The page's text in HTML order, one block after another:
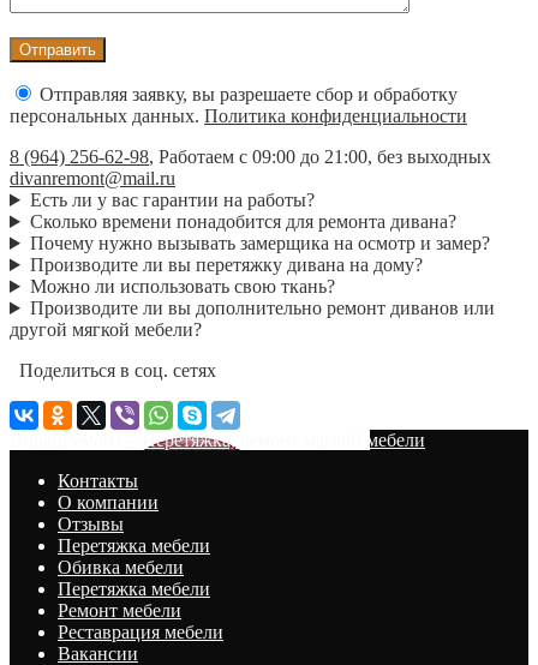
Отправляя заявку, вы разрешаете сбор и обработку
персональных данных. Политика конфиденциальности
8 (964) 256-62-98, Работаем с 09:00 до 21:00, без выходных
divanremont@mail.ru
Есть ли у вас гарантии на работы?
Сколько времени понадобится для ремонта дивана?
Почему нужно вызывать замерщика на осмотр и замер?
Производите ли вы перетяжку дивана на дому?
Можно ли использовать свою ткань?
Производите ли вы дополнительно ремонт диванов или
другой мягкой мебели?
Поделиться в соц. сетях
ДиванРемонт – Перетяжка, ремонт мягкой мебели
Контакты
О компании
Отзывы
Перетяжка мебели
Обивка мебели
Перетяжка мебели
Ремонт мебели
Реставрация мебели
Вакансии